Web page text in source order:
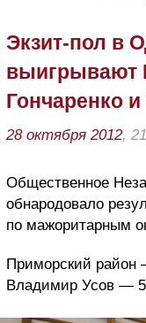
Экзит-пол в
выигрывают
Гончаренко
28 октября 2012,
Общественное
обнародовало
по мажоритарным
Приморский район
Владимир Усов —